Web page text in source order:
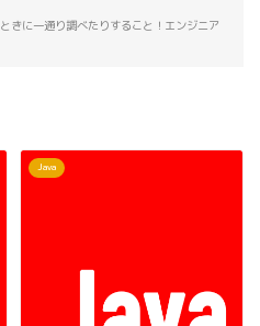
きに一通り調べたりすること！エンジニア
Java